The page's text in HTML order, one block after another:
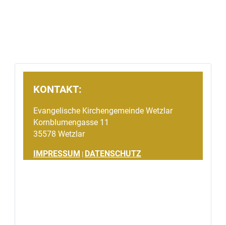
KONTAKT:
Evangelische Kirchengemeinde Wetzlar
Kornblumengasse 11
35578 Wetzlar
IMPRESSUM | DATENSCHUTZ